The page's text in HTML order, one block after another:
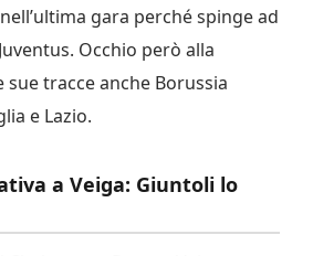
gara perché spinge ad
Occhio però alla
sue tracce anche Borussia
e Lazio.
a Veiga: Giuntoli lo